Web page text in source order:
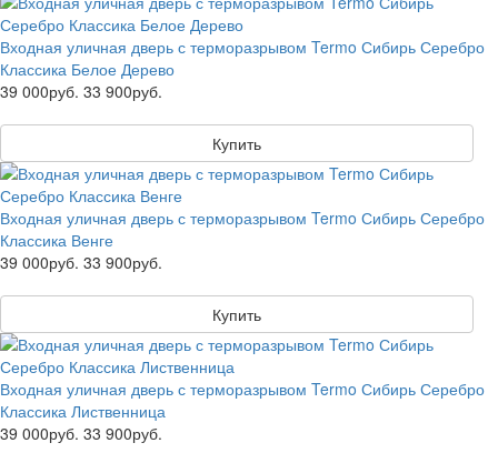
Входная уличная дверь с терморазрывом Termo Сибирь Серебро
Классика Белое Дерево
39 000руб. 33 900руб.
Купить
Входная уличная дверь с терморазрывом Termo Сибирь Серебро
Классика Венге
39 000руб. 33 900руб.
Купить
Входная уличная дверь с терморазрывом Termo Сибирь Серебро
Классика Лиственница
39 000руб. 33 900руб.